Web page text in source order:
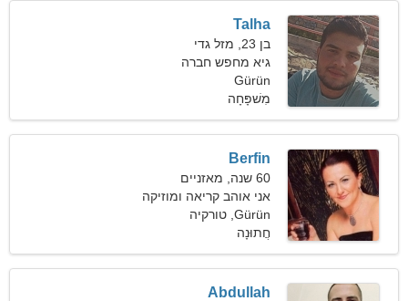
Talha
בן 23, מזל גדי
גיא מחפש חברה
Gürün
מִשׁפָּחָה
Berfin
60 שנה, מאזניים
אני אוהב קריאה ומוזיקה
Gürün, טורקיה
חֲתוּנָה
Abdullah